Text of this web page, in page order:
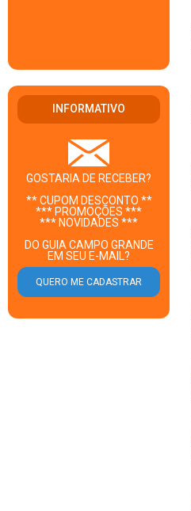
INFORMATIVO
GOSTARIA DE RECEBER?
** CUPOM DESCONTO **
*** PROMOÇÕES ***
*** NOVIDADES ***
DO GUIA CAMPO GRANDE
EM SEU E-MAIL?